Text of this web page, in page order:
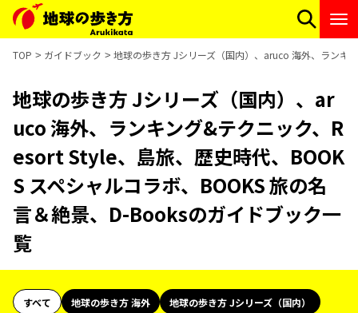
TOP ガイドブック 地球の歩き方 Jシリーズ（国内）、aruco 海外、ランキ
地球の歩き方 Jシリーズ（国内）、ar
uco 海外、ランキング&テクニック、R
esort Style、島旅、歴史時代、BOOK
S スペシャルコラボ、BOOKS 旅の名
言＆絶景、D-Booksのガイドブック一
覧
すべて 地球の歩き方 海外
地球の歩き方 Jシリーズ（国内）